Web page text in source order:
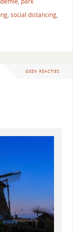
, social distancing,
GEEN REACTIES